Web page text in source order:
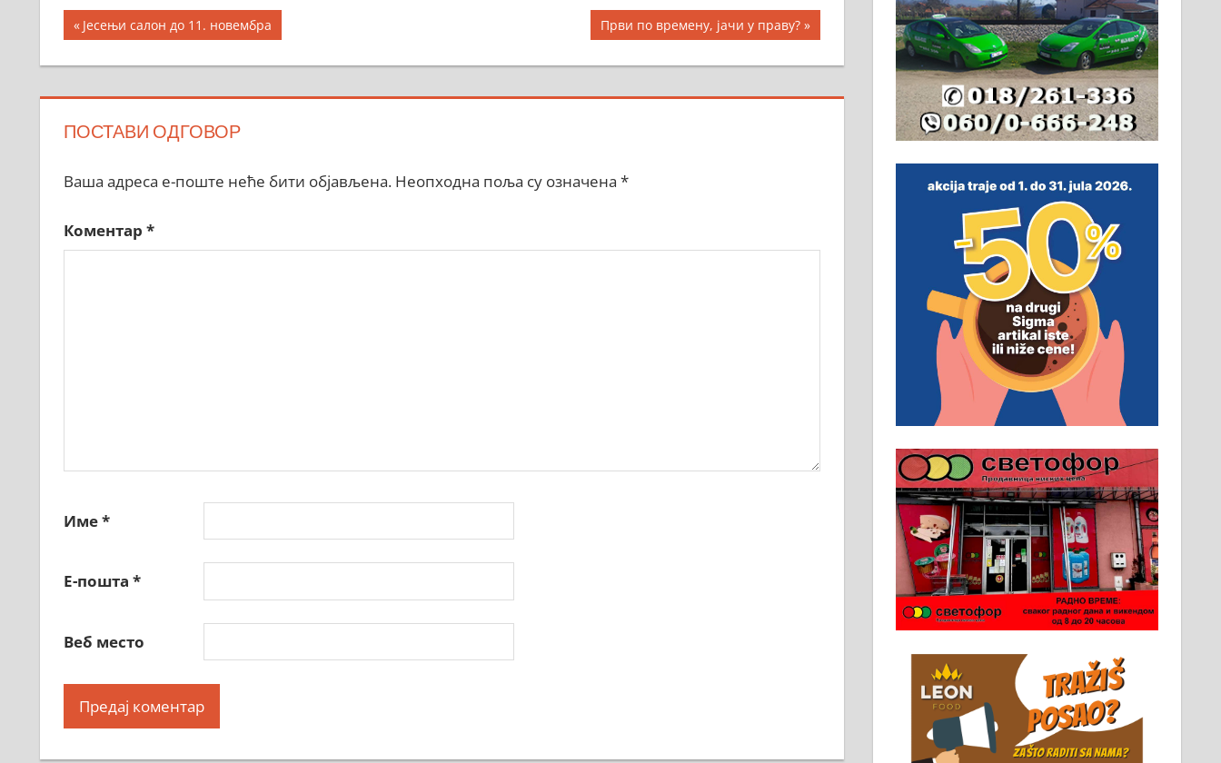
Кретање
чланка
Previous
Post:
Јесењи салон до 11. новембра
Next
Post:
Први по времену, јачи у праву?
ПОСТАВИ ОДГОВОР
Ваша адреса е-поште неће бити објављена. Неопходна поља су означена *
Коментар *
Име*
Е-пошта *
Веб место
ПОСЛОВНИ ОГЛАСИ
Рудник и флотација Рудник
д.о.о. Рудник запошљава 20
помоћника рудара. Услови:
Основна школа, пожељно
неопходан услов. Обезбеђен
смештај, превоз, исхрана.
032/57-41-122 – локал 22
Пружам услуге завршних
радова у грађевини,
хидроизолације и молерских
радова. 061/25-28-058
Ало таксију потребан возач са Б
категоријом. 064/02-85-511
Потребна два радника за рад на
стоваришту „Липа промет” у
Алексинцу. За више
информација доћи лично на
стовариште у улици Максима
Горког 26 сваког радног дана од
8 до 15 часова. 063/465-045
Чистим све врсте димњака.